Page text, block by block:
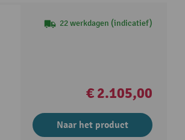
22 werkdagen (indicatief)
€ 2.105,00
Naar het product